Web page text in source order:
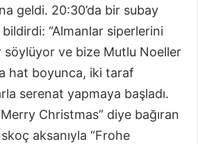
geldi. 20:30’da bir subay
“Almanlar siperlerini
söylüyor ve bize Mutlu Noeller
hat boyunca, iki taraf
serenat yapmaya başladı.
Christmas” diye bağıran
aksanıyla “Frohe